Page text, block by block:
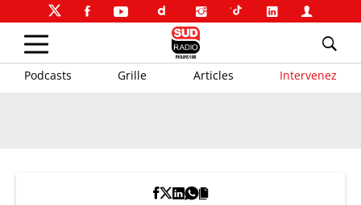
Podcasts Grille Articles Intervenez